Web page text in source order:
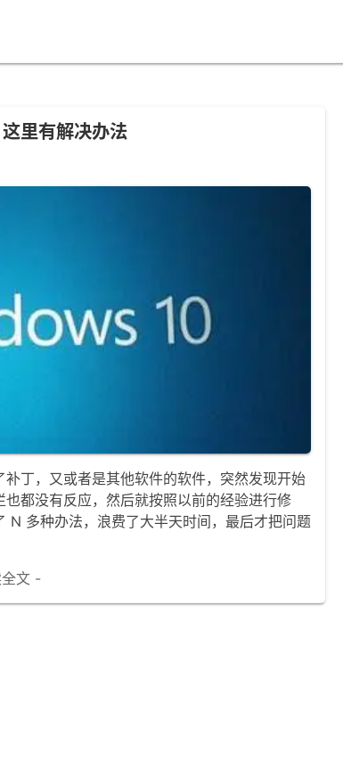
里有解决办法
丁，又或者是其他软件的软件，突然发现开始
都没有反应，然后就按照以前的经验进行修
N 多种办法，浪费了大半天时间，最后才把问题
文 -